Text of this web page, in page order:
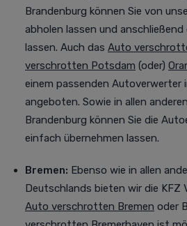
Brandenburg können Sie von
abholen lassen und
lassen. Auch das Auto
verschrotten Potsdam (oder)
einem passenden Autoverwerter
angeboten. Sowie in allen
Brandenburg können Sie die
einfach übernehmen lassen.
Bremen: Ebenso wie in allen
Deutschlands bieten wir die KFZ
Auto verschrotten Bremen oder